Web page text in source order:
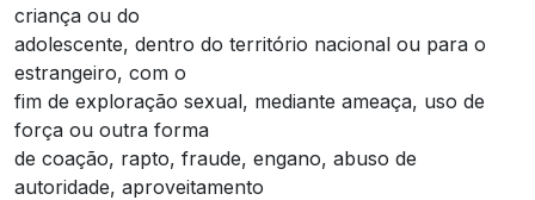
criança ou do
adolescente, dentro do território nacional ou para o
estrangeiro, com o
fim de exploração sexual, mediante ameaça, uso de
força ou outra forma
de coação, rapto, fraude, engano, abuso de
autoridade, aproveitamento